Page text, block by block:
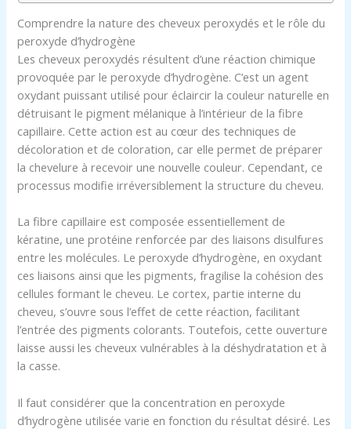
Comprendre la nature des cheveux peroxydés et le rôle du
peroxyde d’hydrogène
Les cheveux peroxydés résultent d’une réaction chimique
provoquée par le peroxyde d’hydrogène. C’est un agent
oxydant puissant utilisé pour éclaircir la couleur naturelle en
détruisant le pigment mélanique à l’intérieur de la fibre
capillaire. Cette action est au cœur des techniques de
décoloration et de coloration, car elle permet de préparer
la chevelure à recevoir une nouvelle couleur. Cependant, ce
processus modifie irréversiblement la structure du cheveu.
La fibre capillaire est composée essentiellement de
kératine, une protéine renforcée par des liaisons disulfures
entre les molécules. Le peroxyde d’hydrogène, en oxydant
ces liaisons ainsi que les pigments, fragilise la cohésion des
cellules formant le cheveu. Le cortex, partie interne du
cheveu, s’ouvre sous l’effet de cette réaction, facilitant
l’entrée des pigments colorants. Toutefois, cette ouverture
laisse aussi les cheveux vulnérables à la déshydratation et à
la casse.
Il faut considérer que la concentration en peroxyde
d’hydrogène utilisée varie en fonction du résultat désiré. Les